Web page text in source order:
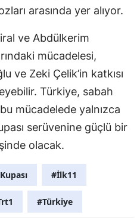
arasında yer alıyor.
ve Abdülkerim
mücadelesi,
ve Zeki Çelik’in katkısı
Türkiye, sabah
mücadelede yalnızca
serüvenine güçlü bir
olacak.
#İlk11
#Türkiye